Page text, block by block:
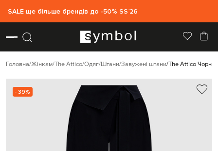
SALE ще більше брендів до -50% SS`26
Головна Жінкам The Attico Одяг Штани Завужені штани The Attico Чорні
- 39%